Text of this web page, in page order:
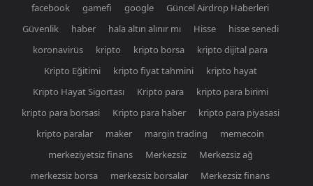
facebook
gamefi google
Güncel Airdrop Haberleri
Güvenlik
haber hala altın alınır mı Hisse
hisse senedi
koronavirüs
kripto kripto borsa
kripto dijital para
Kripto Eğitimi
kripto fiyat tahmini
kripto hayat
Kripto Hayat Sigortası
Kripto para
kripto para birimi
kripto para borsasi
Kripto para haber
kripto para piyasasi
kripto paralar
maker margin trading
memecoin
merkeziyetsiz finans
Merkezsiz
Merkezsiz ağ
merkezsiz borsa
merkezsiz borsalar Merkezsiz finans